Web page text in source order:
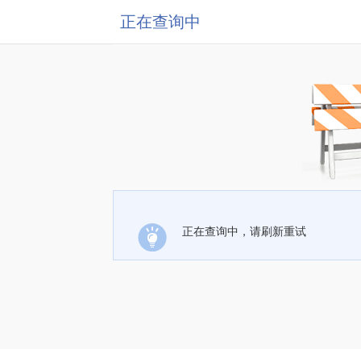
正在查询中
正在查询中，请刷新重试